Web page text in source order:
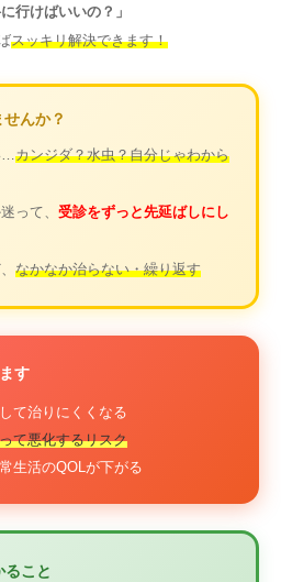
行けばいいの？」
スッキリ解決できます！
んか？
…カンジダ？水虫？自分じゃわから
って、 受診をずっと先延ばしにし
なかなか治らない・繰り返す
す
て治りにくくなる
て悪化するリスク
生活のQOLが下がる
ること